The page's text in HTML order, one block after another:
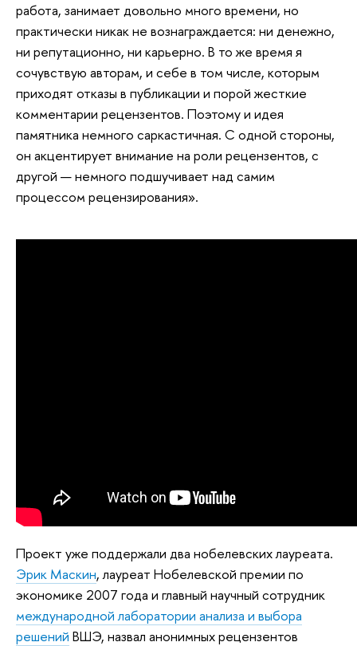
работа, занимает довольно много времени, но
практически никак не вознаграждается: ни денежно,
ни репутационно, ни карьерно. В то же время я
сочувствую авторам, и себе в том числе, которым
приходят отказы в публикации и порой жесткие
комментарии рецензентов. Поэтому и идея
памятника немного саркастичная. С одной стороны,
он акцентирует внимание на роли рецензентов, с
другой — немного подшучивает над самим
процессом рецензирования».
Проект уже поддержали два нобелевских лауреата.
Эрик Маскин, лауреат Нобелевской премии по
экономике 2007 года и главный научный сотрудник
международной лаборатории анализа и выбора
решений ВШЭ, назвал анонимных рецензентов